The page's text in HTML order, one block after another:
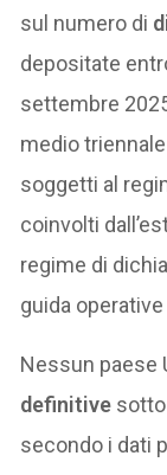
sul numero di
depositate
settembre
medio
soggetti al
coinvolti
regime di
guida
Nessun paese
definitive sotto
secondo i dati